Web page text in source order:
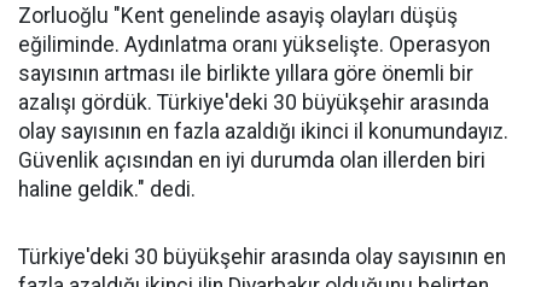
Zorluoğlu "Kent genelinde asayiş olayları düşüş
eğiliminde. Aydınlatma oranı yükselişte. Operasyon
sayısının artması ile birlikte yıllara göre önemli bir
azalışı gördük. Türkiye'deki 30 büyükşehir arasında
olay sayısının en fazla azaldığı ikinci il konumundayız.
Güvenlik açısından en iyi durumda olan illerden biri
haline geldik." dedi.
Türkiye'deki 30 büyükşehir arasında olay sayısının en